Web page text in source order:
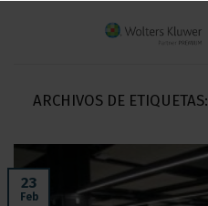
ARCHIVOS DE ETIQUETAS:
23
Feb